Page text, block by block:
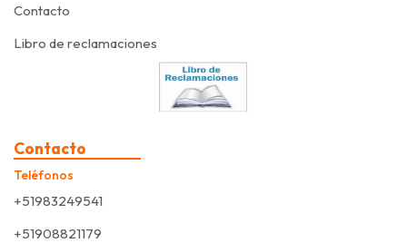
Contacto
Libro de reclamaciones
Contacto
Teléfonos
+51983249541
+51908821179